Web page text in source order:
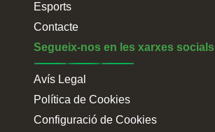
Esports
Contacte
Segueix-nos en les xarxes socials
Avís Legal
Política de Cookies
Configuració de Cookies